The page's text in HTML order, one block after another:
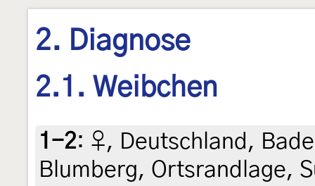
2. Diagnose
2.1. Weibchen
1-2: ♀, Deutschland,
Blumberg, Ortsrandlage,